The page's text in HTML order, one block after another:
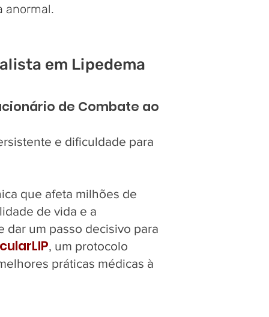
anormal.
em Lipedema
de Combate ao
e dificuldade para
que afeta milhões de
de vida e a
dar um passo decisivo para
, um protocolo
práticas médicas à